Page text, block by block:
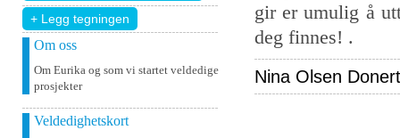
+ Legg tegningen
Om oss
Om Eurika og som vi startet veldedige
prosjekter
Veldedighetskort
gir er umulig å
deg finnes! .
Nina Olsen